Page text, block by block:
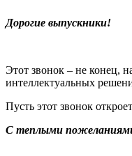
Дорогие выпускники!
Этот звонок – не конец,
интеллектуальных
Пусть этот звонок
С теплыми